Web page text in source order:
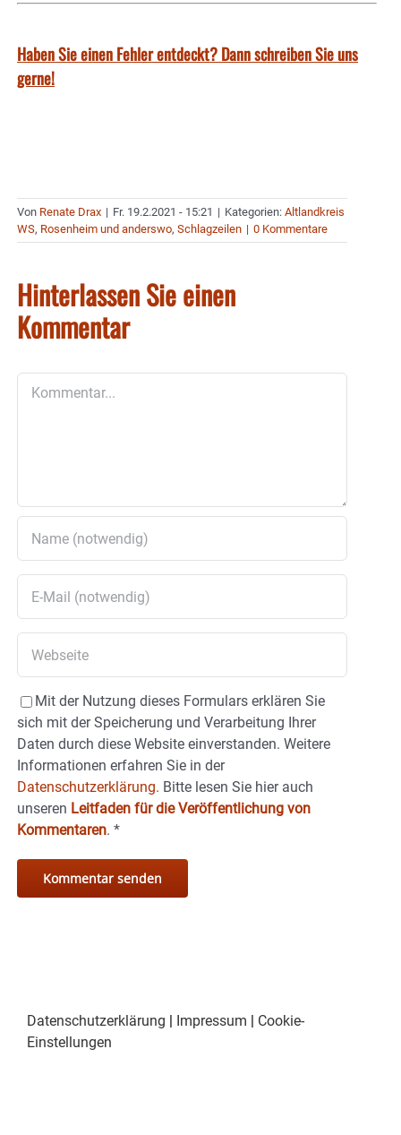
Haben Sie einen Fehler entdeckt? Dann schreiben Sie uns
gerne!
Von Renate Drax | Fr. 19.2.2021 - 15:21 | Kategorien: Altlandkreis
WS, Rosenheim und anderswo, Schlagzeilen | 0 Kommentare
Hinterlassen Sie einen
Kommentar
Mit der Nutzung dieses Formulars erklären Sie
sich mit der Speicherung und Verarbeitung Ihrer
Daten durch diese Website einverstanden. Weitere
Informationen erfahren Sie in der
Datenschutzerklärung. Bitte lesen Sie hier auch
unseren Leitfaden für die Veröffentlichung von
Kommentaren. *
Datenschutzerklärung Impressum
Cookie-
Einstellungen